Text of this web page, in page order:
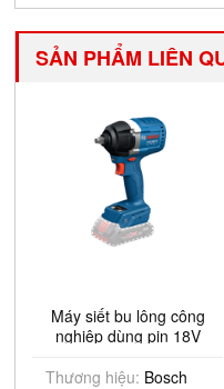
SẢN PHẨM LIÊN
Máy siết bu lông công
nghiệp dùng pin 18V
(Solo)
Thương hiệu: Bosch